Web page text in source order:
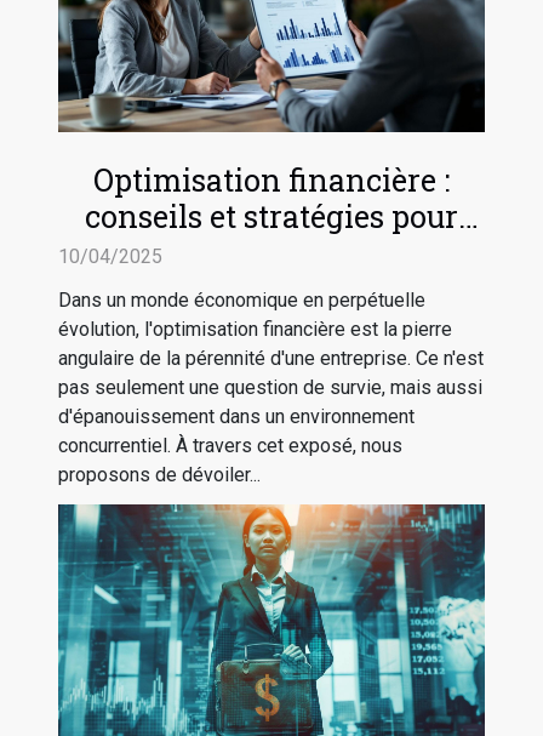
Optimisation financière :
conseils et stratégies pour
sécuriser l'avenir de votre
entreprise
10/04/2025
Dans un monde économique en perpétuelle
évolution, l'optimisation financière est la pierre
angulaire de la pérennité d'une entreprise. Ce n'est
pas seulement une question de survie, mais aussi
d'épanouissement dans un environnement
concurrentiel. À travers cet exposé, nous
proposons de dévoiler...